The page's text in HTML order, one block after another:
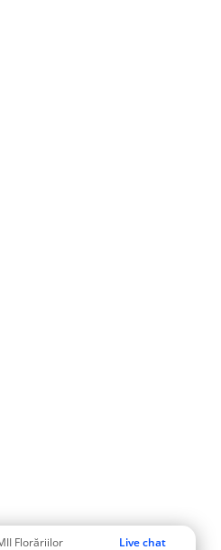
Florăriilor Live chat